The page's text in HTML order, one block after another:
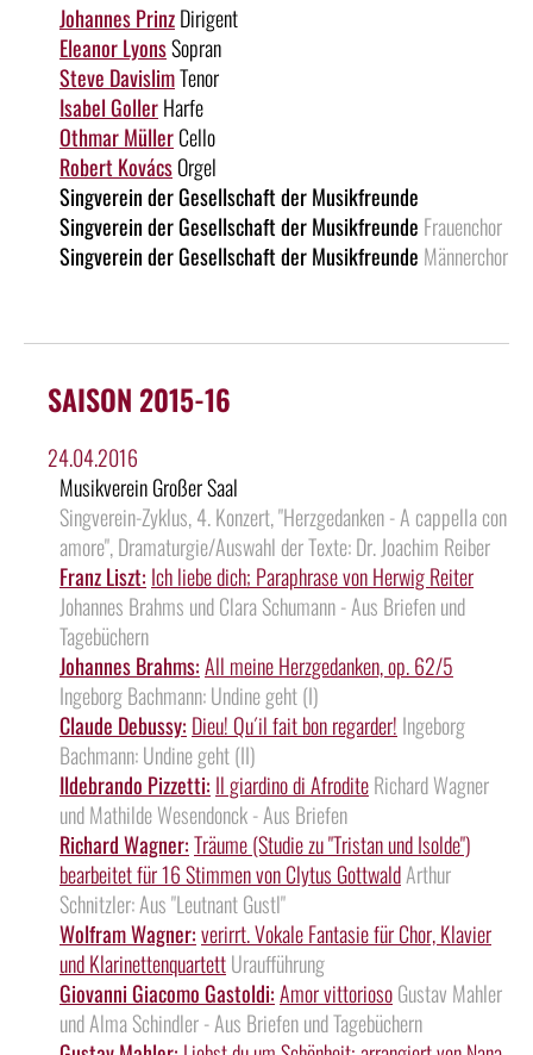
Johannes PrinzDirigent
Eleanor LyonsSopran
Steve DavislimTenor
Isabel GollerHarfe
Othmar MüllerCello
Robert KovácsOrgel
Singverein der Gesellschaft der Musikfreunde
Singverein der Gesellschaft der Musikfreunde Frauenchor
Singverein der Gesellschaft der Musikfreunde Männerchor
SAISON 2015-16
24.04.2016
Musikverein Großer Saal
Singverein-Zyklus, 4. Konzert, "Herzgedanken - A cappella con
amore", Dramaturgie/Auswahl der Texte: Dr. Joachim Reiber
Franz Liszt: Ich liebe dich; Paraphrase von Herwig Reiter
Johannes Brahms und Clara Schumann - Aus Briefen und
Tagebüchern
Johannes Brahms:All meine Herzgedanken, op. 62/5
Ingeborg Bachmann: Undine geht (I)
Claude Debussy: Dieu! Qu´il fait bon regarder! Ingeborg
Bachmann: Undine geht (II)
Ildebrando Pizzetti: Il giardino di AfroditeRichard Wagner
und Mathilde Wesendonck - Aus Briefen
Richard Wagner:Träume (Studie zu "Tristan und Isolde")
bearbeitet für 16 Stimmen von Clytus GottwaldArthur
Schnitzler: Aus "Leutnant Gustl"
Wolfram Wagner:verirrt. Vokale Fantasie für Chor, Klavier
und KlarinettenquartettUraufführung
Giovanni Giacomo Gastoldi:Amor vittoriosoGustav Mahler
und Alma Schindler - Aus Briefen und Tagebüchern